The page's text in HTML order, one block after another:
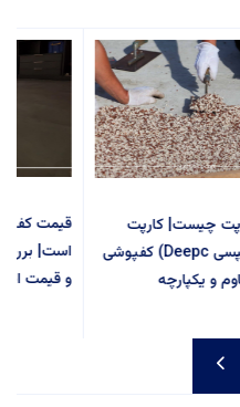
استون کارپت چیست| کارپت
استون(دیپسی Deepc) کفپوشی
مدرن، مقاوم و یکپارچه